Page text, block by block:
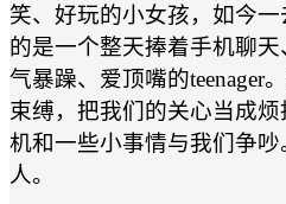
笑、好玩的小女孩，如今
的是一个整天捧着手机聊
气暴躁、爱顶嘴的teenager
束缚，把我们的关心当成
机和一些小事情与我们争
人。